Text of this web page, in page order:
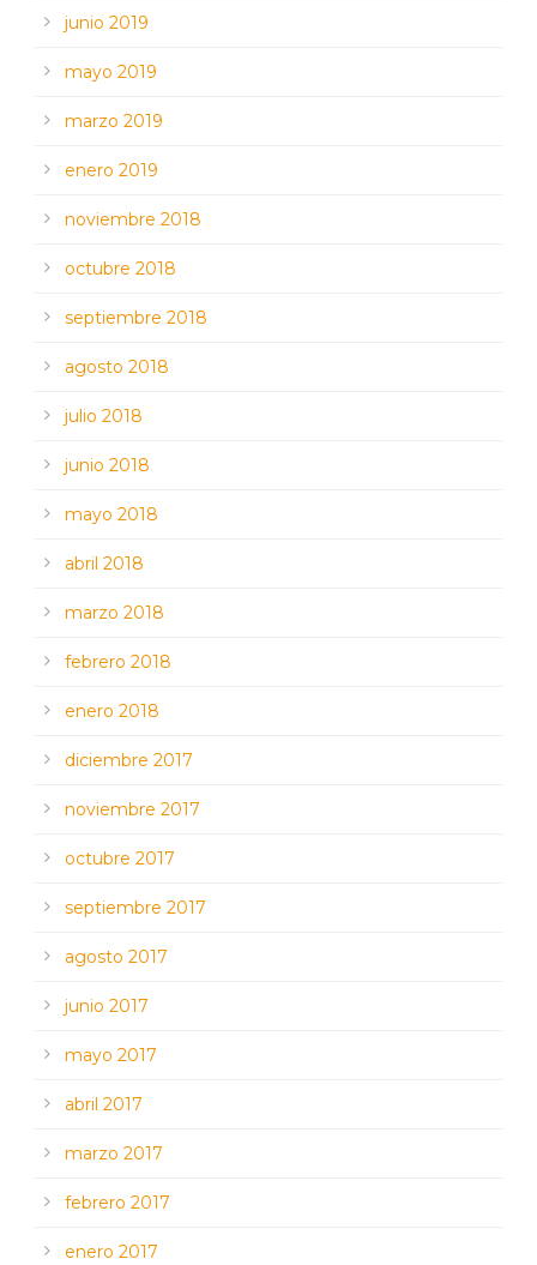
junio 2019
mayo 2019
marzo 2019
enero 2019
noviembre 2018
octubre 2018
septiembre 2018
agosto 2018
julio 2018
junio 2018
mayo 2018
abril 2018
marzo 2018
febrero 2018
enero 2018
diciembre 2017
noviembre 2017
octubre 2017
septiembre 2017
agosto 2017
junio 2017
mayo 2017
abril 2017
marzo 2017
febrero 2017
enero 2017